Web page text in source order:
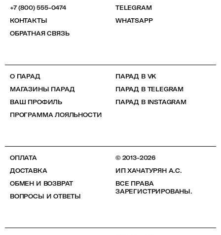
+7 (800) 555-0474
КОНТАКТЫ
ОБРАТНАЯ СВЯЗЬ
TELEGRAM
WHATSAPP
О ПАРАД
МАГАЗИНЫ ПАРАД
ВАШ ПРОФИЛЬ
ПРОГРАММА ЛОЯЛЬНОСТИ
ПАРАД В VK
ПАРАД В TELEGRAM
ПАРАД В INSTAGRAM
ОПЛАТА
ДОСТАВКА
ОБМЕН И ВОЗВРАТ
ВОПРОСЫ И ОТВЕТЫ
© 2013-2026
ИП ХАЧАТУРЯН А.С.
ВСЕ ПРАВА
ЗАРЕГИСТРИРОВАНЫ.